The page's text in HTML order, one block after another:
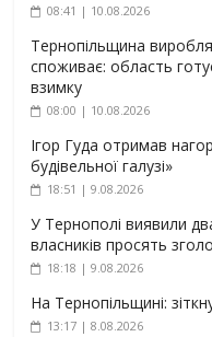
08:41 | 10.08.2026
Тернопільщина
споживає: область
взимку
08:00 | 10.08.2026
Ігор Гуда отримав
будівельної галузі»
18:51 | 9.08.2026
У Тернополі виявили
власників просять
18:18 | 9.08.2026
На Тернопільщині:
13:17 | 8.08.2026